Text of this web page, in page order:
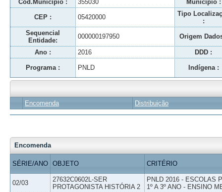
Cód.Município : 355030 Município :
CEP : 05420000
Tipo
:
Sequencial
Entidade:
000000197950 Origem
Ano : 2016 DDD :
Programa : PNLD Indígena :
Encomenda Distribuição
Encomenda
SÉRIE/ANO OBJETO CRITÉRIO
02/03
27632C0602L-SER
PROTAGONISTA HISTÓRIA 2
PNLD 2016 - ESCOLAS
1º A 3º ANO - ENSINO